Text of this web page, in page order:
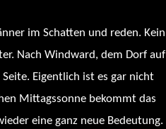
im Schatten und reden. Kein
Nach Windward, dem Dorf auf
Eigentlich ist es gar nicht
Mittagssonne bekommt das
eine ganz neue Bedeutung.